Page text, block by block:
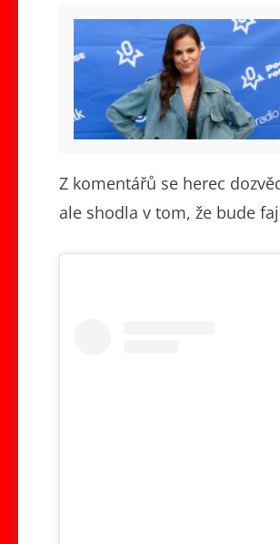
Z komentářů se herec
ale shodla v tom, že bude